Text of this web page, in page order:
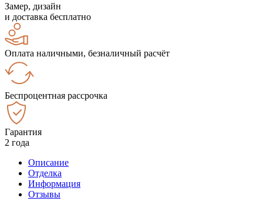
Замер, дизайн
и доставка бесплатно
Оплата наличными, безналичный расчёт
Беспроцентная рассрочка
Гарантия
2 года
Описание
Отделка
Информация
Отзывы